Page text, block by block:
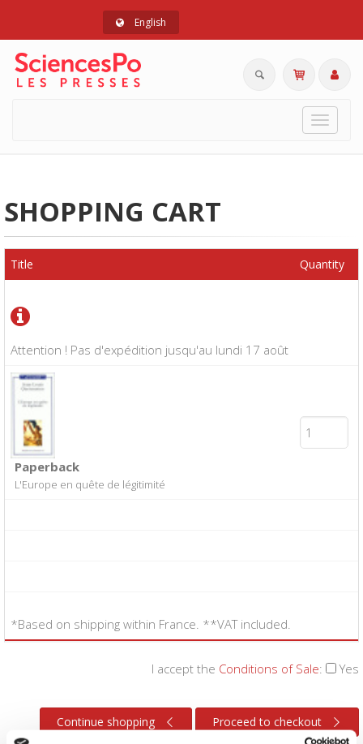
English
Toggle
SHOPPING CART
Attention ! Pas d'expédition jusqu'au lundi 17 août
Title Quantity
Paperback
L'Europe en quête de légitimité
*Based on shipping within France. **VAT included.
I accept the Conditions of Sale: Yes
Continue shopping Proceed to checkout